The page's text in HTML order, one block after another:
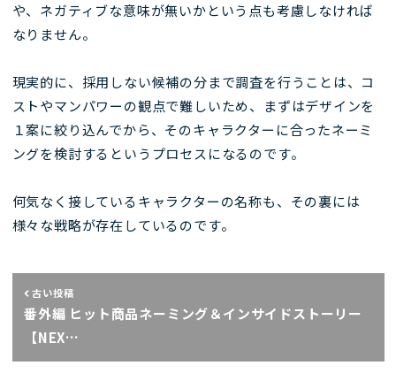
や、ネガティブな意味が無いかという点も考慮しなければ
なりません。
現実的に、採用しない候補の分まで調査を行うことは、コ
ストやマンパワーの観点で難しいため、まずはデザインを
１案に絞り込んでから、そのキャラクターに合ったネーミ
ングを検討するというプロセスになるのです。
何気なく接しているキャラクターの名称も、その裏には
様々な戦略が存在しているのです。
古い投稿
番外編 ヒット商品ネーミング＆インサイドストーリー
【NEX…